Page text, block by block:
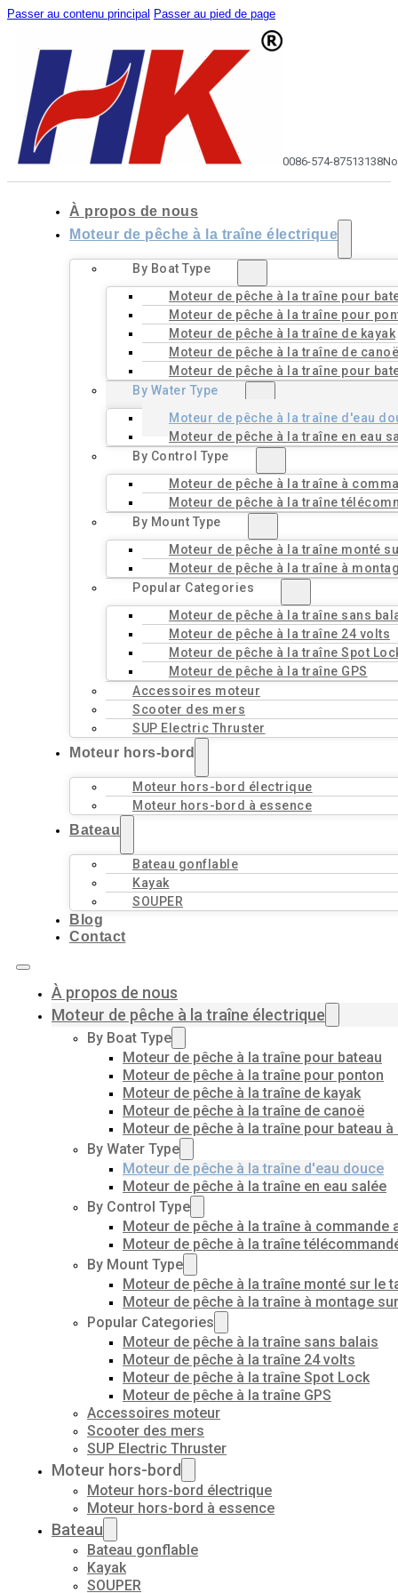
Passer au contenu principal Passer au pied de page
0086-574-87513138
À propos de nous
Moteur de pêche à la traîne électrique
By Boat Type
Moteur de pêche à la traîne pour
Moteur de pêche à la traîne pour
Moteur de pêche à la traîne de kayak
Moteur de pêche à la traîne de canoë
Moteur de pêche à la traîne pour
By Water Type
Moteur de pêche à la traîne d'eau
Moteur de pêche à la traîne en eau
By Control Type
Moteur de pêche à la traîne à
Moteur de pêche à la traîne
By Mount Type
Moteur de pêche à la traîne monté
Moteur de pêche à la traîne à
Popular Categories
Moteur de pêche à la traîne sans
Moteur de pêche à la traîne 24 volts
Moteur de pêche à la traîne Spot
Moteur de pêche à la traîne GPS
Accessoires moteur
Scooter des mers
SUP Electric Thruster
Moteur hors-bord
Moteur hors-bord électrique
Moteur hors-bord à essence
Bateau
Bateau gonflable
Kayak
SOUPER
Blog
Contact
À propos de nous
Moteur de pêche à la traîne électrique
By Boat Type
Moteur de pêche à la traîne pour bateau
Moteur de pêche à la traîne pour ponton
Moteur de pêche à la traîne de kayak
Moteur de pêche à la traîne de canoë
Moteur de pêche à la traîne pour bateau à
By Water Type
Moteur de pêche à la traîne d'eau douce
Moteur de pêche à la traîne en eau salée
By Control Type
Moteur de pêche à la traîne à commande
Moteur de pêche à la traîne
By Mount Type
Moteur de pêche à la traîne monté sur le
Moteur de pêche à la traîne à montage
Popular Categories
Moteur de pêche à la traîne sans balais
Moteur de pêche à la traîne 24 volts
Moteur de pêche à la traîne Spot Lock
Moteur de pêche à la traîne GPS
Accessoires moteur
Scooter des mers
SUP Electric Thruster
Moteur hors-bord
Moteur hors-bord électrique
Moteur hors-bord à essence
Bateau
Bateau gonflable
Kayak
SOUPER